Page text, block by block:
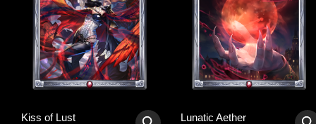
Kiss of Lust Lunatic Aether